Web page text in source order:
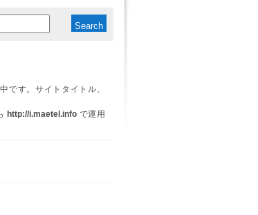
です。サイトタイトル、
http://i.maetel.info で運用